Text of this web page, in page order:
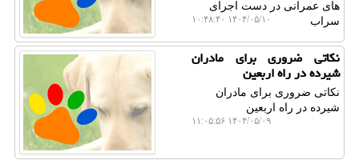
های عمرانی در دست اجرای
سراب
۱۴۰۴/۰۵/۱۰ ۱۰:۴۸:۴۰
نکاتی ضروری برای مادران
شیرده در راه اربعین
نکاتی ضروری برای مادران
شیرده در راه اربعین
۱۴۰۴/۰۵/۰۹ ۱۱:۰۵:۵۶